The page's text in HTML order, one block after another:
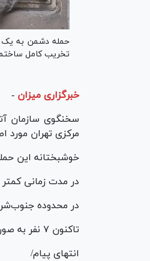
حمله دشمن به یک
تخریب کامل
خبرگزاری میزان -
سخنگوی سازمان
مرکزی تهران
خوشبختانه این
در مدت زمانی
در محدوده
تاکنون ۷ نفر به صورت زنده از زیر آوار خارج شده‌اند و متأسفانه ۳ نفر نیز در این حمله به شهادت رسیده‌اند.
انتهای پیام/